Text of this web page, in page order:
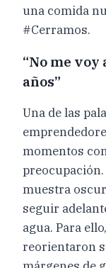
una comida
#Cerramos.
“No me voy
años”
Una de las
momentos
muestra
seguir
agua. Para ello,
reorientaron